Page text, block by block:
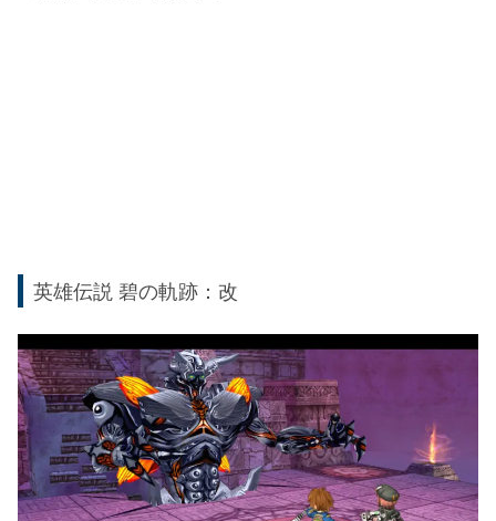
英雄伝説 碧の軌跡：改